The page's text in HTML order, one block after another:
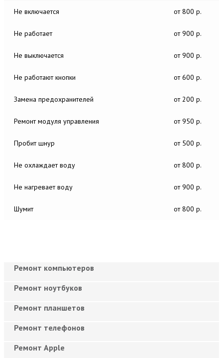
Не включается от 800 р.
Не работает от 900 р.
Не выключается от 900 р.
Не работают кнопки от 600 р.
Замена предохранителей от 200 р.
Ремонт модуля управления от 950 р.
Пробит шнур от 500 р.
Не охлаждает воду от 800 р.
Не нагревает воду от 900 р.
Шумит от 800 р.
Ремонт компьютеров
Ремонт ноутбуков
Ремонт планшетов
Ремонт телефонов
Ремонт Apple